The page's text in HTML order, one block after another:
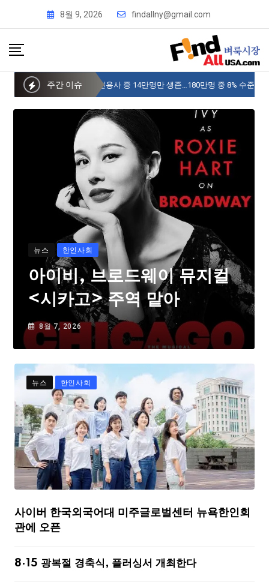
8월 9, 2026 findallny@gmail.com
주간 이슈 사이버 한국외국어대 미주글로벌센터 뉴욕
뉴스 한인사회
아이비, 브로드웨이 뮤지컬
<시카고> 주역 맡아
8월 7, 2026
뉴스 한인사회
사이버 한국외국어대 미주글로벌센터 뉴욕한인회
관에 오픈
8·15 광복절 경축식, 플러싱서 개최한다